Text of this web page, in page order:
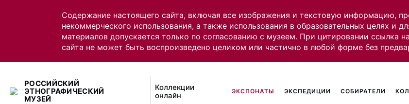
Содержание настоящего сайта, включая все изображения и текстовую информацию,
некоммерческого использования, а также использования в образовательных целях и
материалов допускается только по согласованию с музеем. При цитировании ссылка
сайта не может быть воспроизведено целиком или частично в любой форме без
РОССИЙСКИЙ
ЭТНОГРАФИЧЕСКИЙ
МУЗЕЙ
Коллекции
онлайн
ЭКСПОНАТЫ ЭКСПЕДИЦИИ СОБИРАТЕЛИ